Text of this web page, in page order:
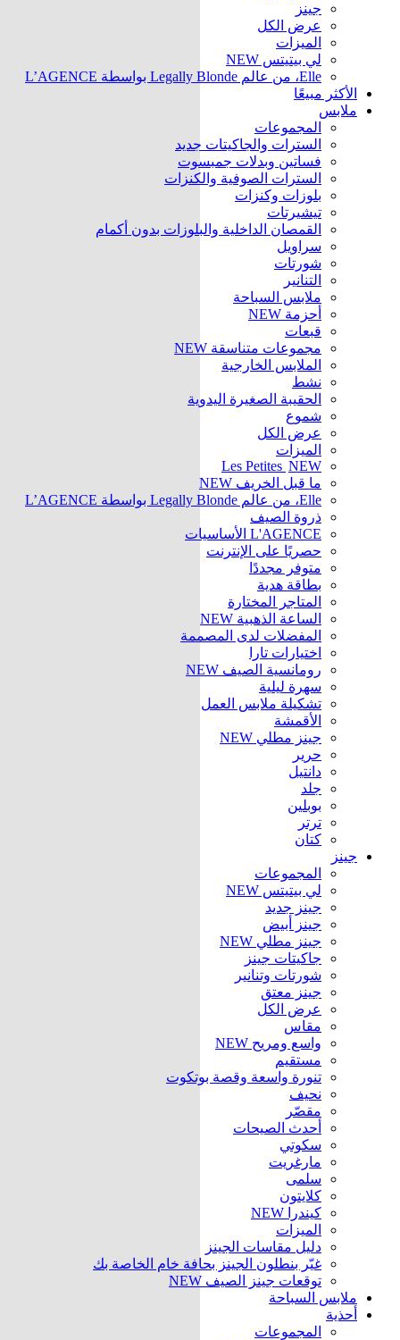
جينز
عرض الكل
الميزات
لي بيتيتس NEW
Elle، من عالم Legally Blonde بواسطة L’AGENCE
الأكثر مبيعًا
ملابس
المجموعات
السترات والجاكيتات جديد
فساتين وبدلات جمبسوت
السترات الصوفية والكنزات
بلوزات وكنزات
تيشيرتات
القمصان الداخلية والبلوزات بدون أكمام
سراويل
شورتات
التنانير
ملابس السباحة
أحزمة NEW
قبعات
مجموعات متناسقة NEW
الملابس الخارجية
نشط
الحقيبة الصغيرة اليدوية
شموع
عرض الكل
الميزات
Les Petites NEW
ما قبل الخريف NEW
Elle، من عالم Legally Blonde بواسطة L’AGENCE
ذروة الصيف
L'AGENCE الأساسيات
حصريًا على الإنترنت
متوفر مجددًا
بطاقة هدية
المتاجر المختارة
الساعة الذهبية NEW
المفضلات لدى المصممة
اختيارات تارا
رومانسية الصيف NEW
سهرة ليلية
تشكيلة ملابس العمل
الأقمشة
جينز مطلي NEW
حرير
دانتيل
جلد
بوبلين
ترتر
كتان
جينز
المجموعات
لي بيتيتس NEW
جينز جديد
جينز أبيض
جينز مطلي NEW
جاكيتات جينز
شورتات وتنانير
جينز معتق
عرض الكل
مقاس
واسع ومريح NEW
مستقيم
تنورة واسعة وقصة بوتكوت
نحيف
مقصّر
أحدث الصيحات
سكوتي
مارغريت
سلمى
كلايتون
كيندرا NEW
الميزات
دليل مقاسات الجينز
غيّر بنطلون الجينز بحافة خام الخاصة بك
توقعات جينز الصيف NEW
ملابس السباحة
أحذية
المجموعات